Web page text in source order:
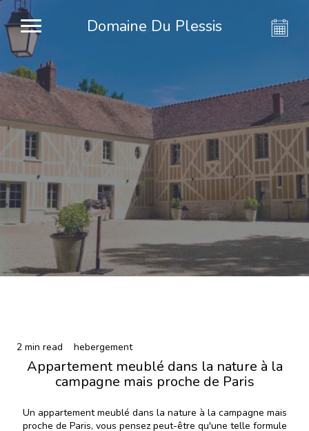
Domaine Du Plessis
2 min read hebergement
Appartement meublé dans la nature à la
campagne mais proche de Paris
Un appartement meublé dans la nature à la campagne mais
proche de Paris, vous pensez peut-être qu'une telle formule